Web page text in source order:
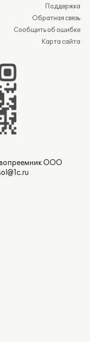
Поддержка
Обратная связь
Сообщить об ошибке
Карта сайта
ООО